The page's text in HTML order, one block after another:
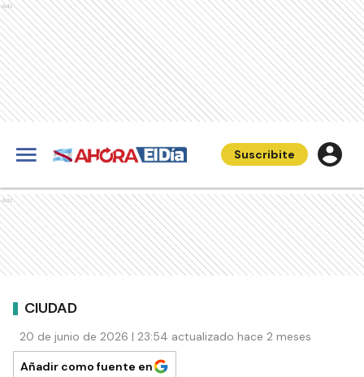
Ads
Suscribite
Ads
CIUDAD
20 de junio de 2026 | 23:54 actualizado hace 2 meses
Añadir como fuente en